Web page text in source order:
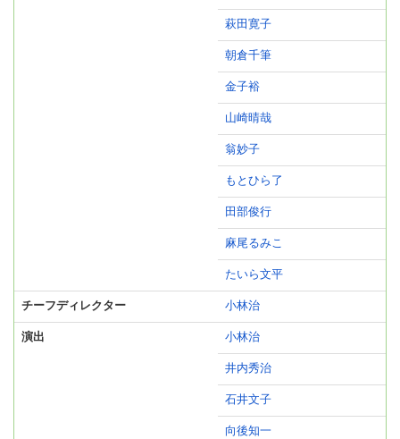
萩田寛子
朝倉千筆
金子裕
山崎晴哉
翁妙子
もとひら了
田部俊行
麻尾るみこ
たいら文平
チーフディレクター 小林治
演出 小林治
井内秀治
石井文子
向後知一